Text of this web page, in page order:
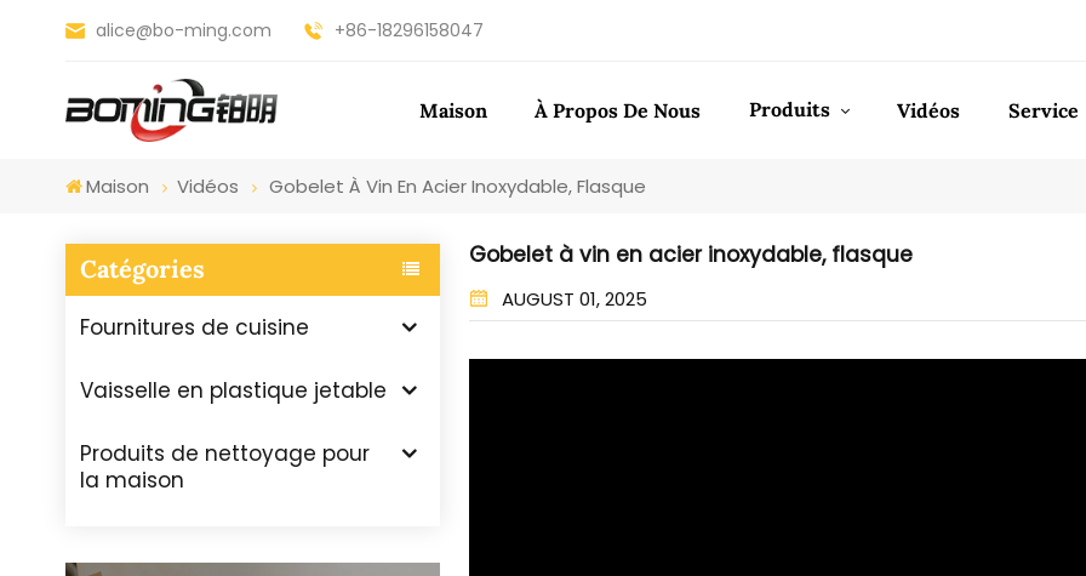
alice@bo-ming.com +86-18296158047
Maison À Propos De Nous Produits Vidéos Service
Maison Vidéos Gobelet À Vin En Acier Inoxydable, Flasque
Catégories
Fournitures de cuisine
Vaisselle en plastique jetable
Produits de nettoyage pour
la maison
Gobelet à vin en acier inoxydable, flasque
AUGUST 01, 2025